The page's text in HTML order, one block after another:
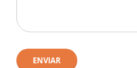
ENVIAR